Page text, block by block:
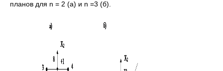
планов для n = 2 (а) и n =3 (б).